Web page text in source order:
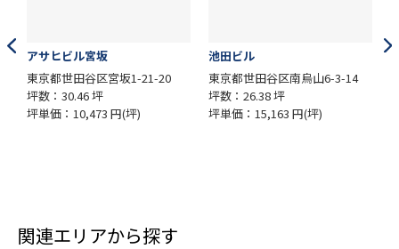
アサヒビル宮坂
東京都世田谷区宮坂1-21-20
坪数：30.46 坪
坪単価：10,473 円(坪)
池田ビル
東京都世田谷区南烏山6-3-14
坪数：26.38 坪
坪単価：15,163 円(坪)
関連エリアから探す